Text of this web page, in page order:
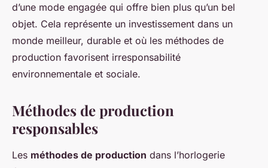
d’une mode engagée qui offre bien plus qu’un bel
objet. Cela représente un investissement dans un
monde meilleur, durable et où les méthodes de
production favorisent irresponsabilité
environnementale et sociale.
Méthodes de production
responsables
Les méthodes de production dans l’horlogerie